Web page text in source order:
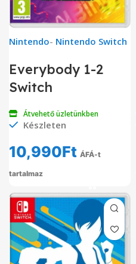
Nintendo- Nintendo Switch
Everybody 1-2
Switch
Átvehető üzletünkben
Készleten
10,990Ft ÁFÁ-t
tartalmaz